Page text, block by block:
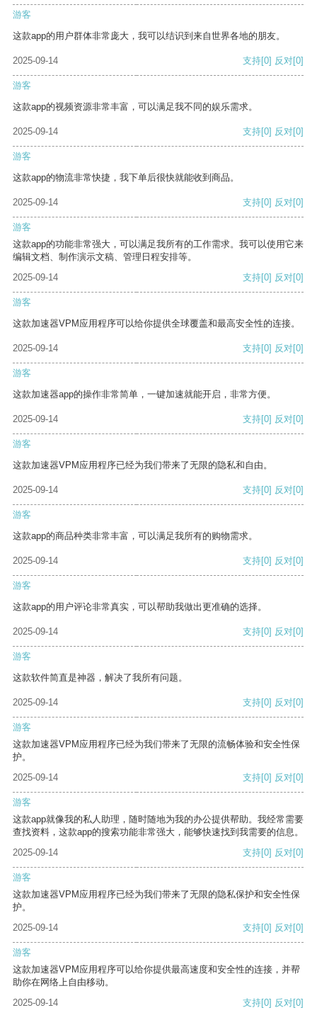
游客
这款app的用户群体非常庞大，我可以结识到来自世界各地的朋友。
2025-09-14 支持[0] 反对[0]
游客
这款app的视频资源非常丰富，可以满足我不同的娱乐需求。
2025-09-14 支持[0] 反对[0]
游客
这款app的物流非常快捷，我下单后很快就能收到商品。
2025-09-14 支持[0] 反对[0]
游客
这款app的功能非常强大，可以满足我所有的工作需求。我可以使用它来
编辑文档、制作演示文稿、管理日程安排等。
2025-09-14
支持[0] 反对[0]
游客
这款加速器VPM应用程序可以给你提供全球覆盖和最高安全性的连接。
2025-09-14 支持[0] 反对[0]
游客
这款加速器app的操作非常简单，一键加速就能开启，非常方便。
2025-09-14 支持[0] 反对[0]
游客
这款加速器VPM应用程序已经为我们带来了无限的隐私和自由。
2025-09-14 支持[0] 反对[0]
游客
这款app的商品种类非常丰富，可以满足我所有的购物需求。
2025-09-14 支持[0] 反对[0]
游客
这款app的用户评论非常真实，可以帮助我做出更准确的选择。
2025-09-14 支持[0] 反对[0]
游客
这款软件简直是神器，解决了我所有问题。
2025-09-14 支持[0] 反对[0]
游客
这款加速器VPM应用程序已经为我们带来了无限的流畅体验和安全性保
护。
2025-09-14
支持[0] 反对[0]
游客
这款app就像我的私人助理，随时随地为我的办公提供帮助。我经常需要
查找资料，这款app的搜索功能非常强大，能够快速找到我需要的信息。
2025-09-14
支持[0] 反对[0]
游客
这款加速器VPM应用程序已经为我们带来了无限的隐私保护和安全性保
护。
2025-09-14
支持[0] 反对[0]
游客
这款加速器VPM应用程序可以给你提供最高速度和安全性的连接，并帮
助你在网络上自由移动。
2025-09-14
支持[0] 反对[0]